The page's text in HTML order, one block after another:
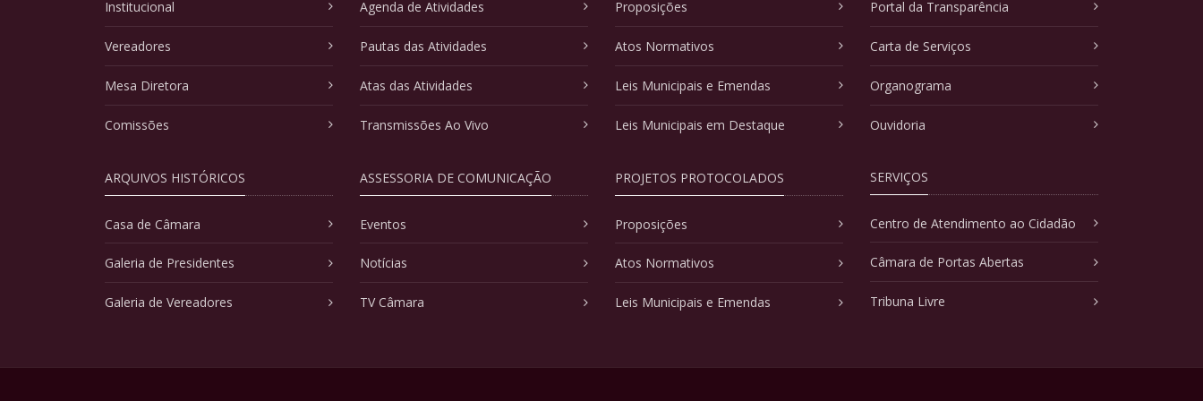
Institucional
Vereadores
Mesa Diretora
Comissões
ARQUIVOS HISTÓRICOS
Casa de Câmara
Galeria de Presidentes
Galeria de Vereadores
Agenda de Atividades
Pautas das Atividades
Atas das Atividades
Transmissões Ao Vivo
ASSESSORIA DE COMUNICAÇÃO
Eventos
Notícias
TV Câmara
Proposições
Atos Normativos
Leis Municipais e Emendas
Leis Municipais em Destaque
PROJETOS PROTOCOLADOS
Proposições
Atos Normativos
Leis Municipais e Emendas
Portal da Transparência
Carta de Serviços
Organograma
Ouvidoria
SERVIÇOS
Centro de Atendimento ao Cidadão
Câmara de Portas Abertas
Tribuna Livre